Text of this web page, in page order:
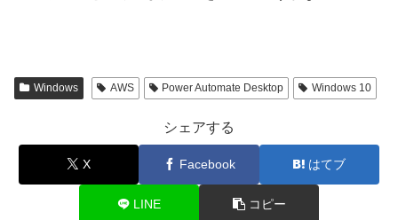
Windows AWS Power Automate Desktop Windows 10
シェアする
X Facebook はてブ
LINE コピー